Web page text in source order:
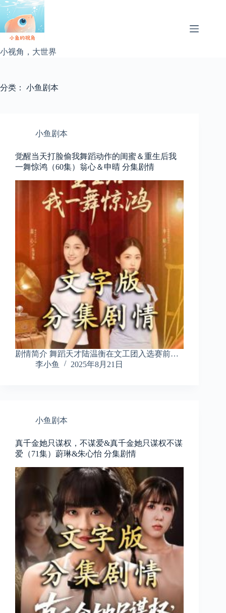
跳
过
内
小视角，大世界
分类： 小鱼剧本
小鱼剧本
觉醒当天打脸偷我舞蹈动作的闺蜜＆重生后我
一舞惊鸿（60集）翁心＆申晴 分集剧情
剧情简介 舞蹈天才陆温衡在文工团入选赛前…
李小鱼
2025年8月21日
小鱼剧本
真千金她只谋权，不谋爱&真千金她只谋权不谋
爱（71集）蔚琳&朱心怡 分集剧情